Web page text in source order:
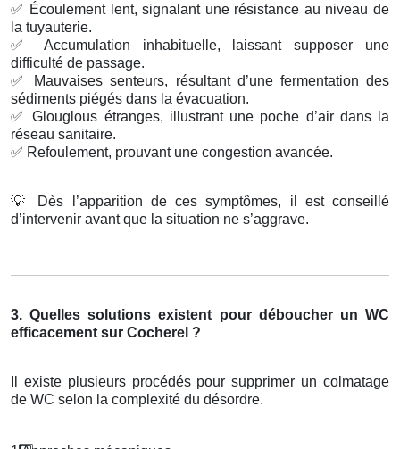
✅ Écoulement lent, signalant une résistance au niveau de
la tuyauterie.
✅
Accumulation inhabituelle, laissant supposer une
difficulté de passage.
✅
Mauvaises senteurs, résultant d’une fermentation des
sédiments piégés dans la évacuation.
✅
Glouglous étranges, illustrant une poche d’air dans la
réseau sanitaire.
✅ Refoulement, prouvant une congestion avancée.
💡
Dès l’apparition de ces symptômes, il est conseillé
d’intervenir avant que la situation ne s’aggrave.
3. Quelles solutions existent pour déboucher un WC
efficacement sur Cocherel ?
Il existe plusieurs procédés pour supprimer un colmatage
de WC selon la complexité du désordre.